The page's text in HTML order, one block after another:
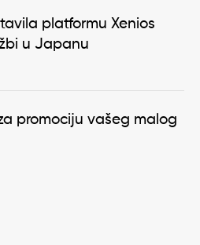
platformu Xenios
u Japanu
promociju vašeg malog